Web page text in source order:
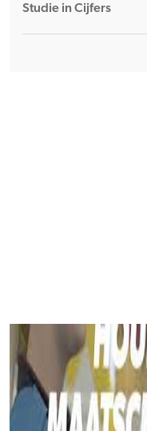
Studie in Cijfers